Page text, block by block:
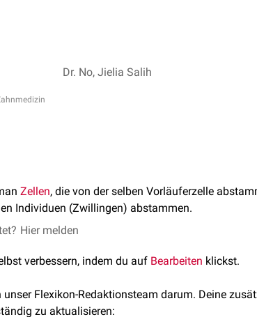
Dr. No, Jielia Salih
Zellen, die von der selben Vorläuferzelle
Individuen (Zwillingen) abstammen.
Hier melden
verbessern, indem du auf Bearbeiten klickst.
Flexikon-Redaktionsteam darum. Deine
zu aktualisieren: